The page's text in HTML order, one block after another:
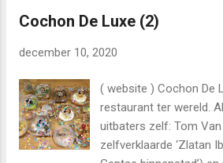
kreeften duurzaam
vissers uit Halifax,
bewonderenswaardig.
Darren in het
zeehonden gaan
poolijs. Want zo
Cochon De Luxe (2)
december 10, 2020
( website ) Cochon De
restaurant ter wereld.
uitbaters zelf: Tom
zelfverklaarde ‘Zlatan